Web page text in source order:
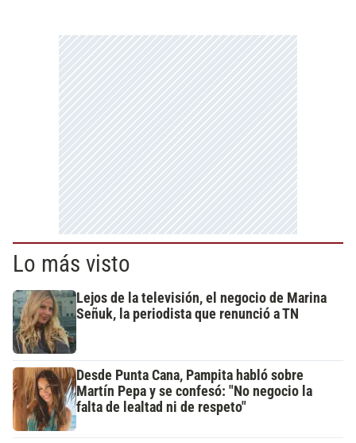
Lo más visto
Lejos de la televisión, el negocio de Marina
Señuk, la periodista que renunció a TN
Desde Punta Cana, Pampita habló sobre
Martín Pepa y se confesó: "No negocio la
falta de lealtad ni de respeto"